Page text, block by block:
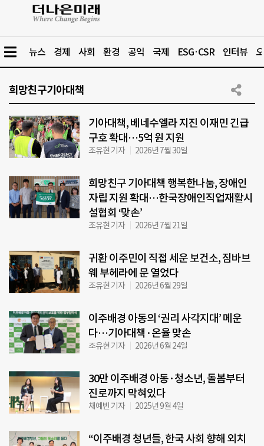
뉴스 경제 사회 환경 공익 국제 ESG·CSR 인터뷰
희망친구기아대책
기아대책, 베네수엘라 지진 이재민 긴급
구호 확대…5억 원 지원
조유현 기자 2026년 7월 30일
희망친구 기아대책 행복한나눔, 장애인
자립 지원 확대…한국장애인직업재활시
설협회 ‘맞손’
조유현 기자 2026년 7월 21일
귀환 이주민이 직접 세운 보건소, 짐바브
웨 부헤라에 문 열었다
조유현 기자 2026년 6월 29일
이주배경 아동의 ‘권리 사각지대’ 메운
다…기아대책·온율 맞손
조유현 기자 2026년 6월 24일
30만 이주배경 아동·청소년, 돌봄부터
진로까지 막혀있다
채예빈 기자 2025년 9월 4일
“이주배경 청년들, 한국 사회 향해 외치